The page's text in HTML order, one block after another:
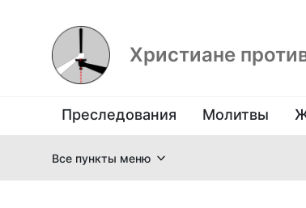
Христиане
Преследования Молитвы
Все пункты меню